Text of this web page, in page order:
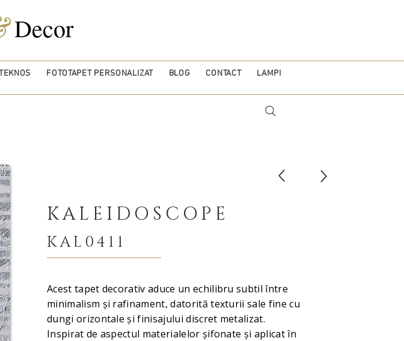
Decor
FOTOTAPET PERSONALIZAT BLOG CONTACT LAMPI
KALEIDOSCOPE
KAL0411
Acest tapet decorativ aduce un echilibru subtil între
minimalism și rafinament, datorită texturii sale fine cu
dungi orizontale și finisajului discret metalizat.
Inspirat de aspectul materialelor șifonate și aplicat în